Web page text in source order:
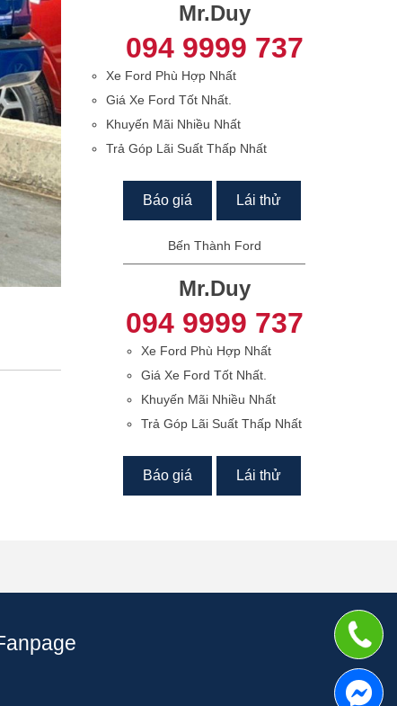
Mr.Duy
094 9999 737
Xe Ford Phù Hợp Nhất
Giá Xe Ford Tốt Nhất.
Khuyến Mãi Nhiều Nhất
Trả Góp Lãi Suất Thấp Nhất
Báo giá Lái thử
Bến Thành Ford
Mr.Duy
094 9999 737
Xe Ford Phù Hợp Nhất
Giá Xe Ford Tốt Nhất.
Khuyến Mãi Nhiều Nhất
Trả Góp Lãi Suất Thấp Nhất
Báo giá Lái thử